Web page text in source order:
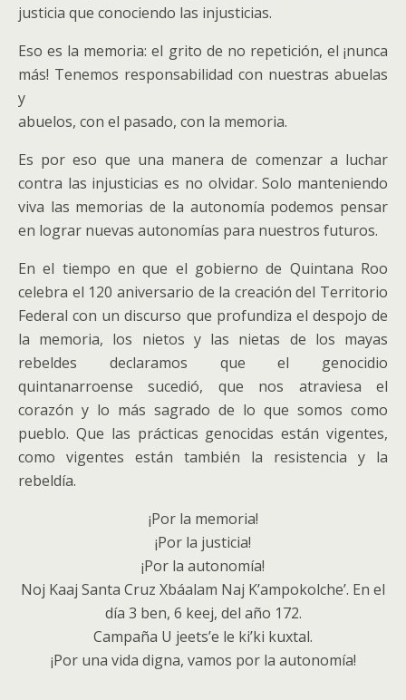
justicia que conociendo las injusticias.
Eso es la memoria: el grito de no repetición, el ¡nunca
más! Tenemos responsabilidad con nuestras abuelas
y
abuelos, con el pasado, con la memoria.
Es por eso que una manera de comenzar a luchar
contra las injusticias es no olvidar. Solo manteniendo
viva las memorias de la autonomía podemos pensar
en lograr nuevas autonomías para nuestros futuros.
En el tiempo en que el gobierno de Quintana Roo
celebra el 120 aniversario de la creación del Territorio
Federal con un discurso que profundiza el despojo de
la memoria, los nietos y las nietas de los mayas
rebeldes declaramos que el genocidio
quintanarroense sucedió, que nos atraviesa el
corazón y lo más sagrado de lo que somos como
pueblo. Que las prácticas genocidas están vigentes,
como vigentes están también la resistencia y la
rebeldía.
¡Por la memoria!
¡Por la justicia!
¡Por la autonomía!
Noj Kaaj Santa Cruz Xbáalam Naj K’ampokolche’. En el
día 3 ben, 6 keej, del año 172.
Campaña U jeets’e le ki’ki kuxtal.
¡Por una vida digna, vamos por la autonomía!